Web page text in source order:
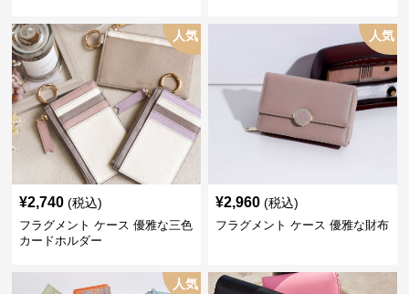
人気
¥2,740 (税込)
フラグメント ケース 優雅な三色
カードホルダー
人気
¥2,960 (税込)
フラグメント ケース 優雅な財布
人気